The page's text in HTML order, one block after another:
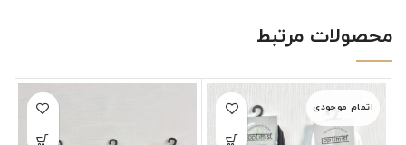
محصولات مرتبط
اتمام موجودی